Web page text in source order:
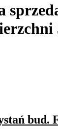
bud.